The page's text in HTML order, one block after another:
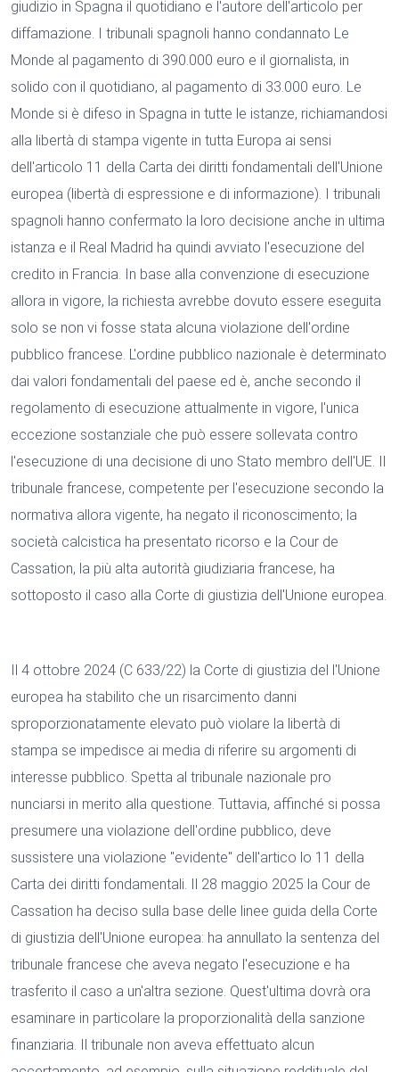
giudizio in Spagna il quotidiano e l'autore dell'articolo per
diffamazione. I tribunali spagnoli hanno condannato Le
Monde al pagamento di 390.000 euro e il giornalista, in
solido con il quotidiano, al pagamento di 33.000 euro. Le
Monde si è difeso in Spagna in tutte le istanze, richiamandosi
alla libertà di stampa vigente in tutta Europa ai sensi
dell'articolo 11 della Carta dei diritti fondamentali dell'Unione
europea (libertà di espressione e di informazione). I tribunali
spagnoli hanno confermato la loro decisione anche in ultima
istanza e il Real Madrid ha quindi avviato l'esecuzione del
credito in Francia. In base alla convenzione di esecuzione
allora in vigore, la richiesta avrebbe dovuto essere eseguita
solo se non vi fosse stata alcuna violazione dell'ordine
pubblico francese. L'ordine pubblico nazionale è determinato
dai valori fondamentali del paese ed è, anche secondo il
regolamento di esecuzione attualmente in vigore, l'unica
eccezione sostanziale che può essere sollevata contro
l'esecuzione di una decisione di uno Stato membro dell'UE. Il
tribunale francese, competente per l'esecuzione secondo la
normativa allora vigente, ha negato il riconoscimento; la
società calcistica ha presentato ricorso e la Cour de
Cassation, la più alta autorità giudiziaria francese, ha
sottoposto il caso alla Corte di giustizia dell'Unione europea.
Il 4 ottobre 2024 (C 633/22) la Corte di giustizia del l'Unione
europea ha stabilito che un risarcimento danni
sproporzionatamente elevato può violare la libertà di
stampa se impedisce ai media di riferire su argomenti di
interesse pubblico. Spetta al tribunale nazionale pro
nunciarsi in merito alla questione. Tuttavia, affinché si possa
presumere una violazione dell'ordine pubblico, deve
sussistere una violazione "evidente" dell'artico lo 11 della
Carta dei diritti fondamentali. Il 28 maggio 2025 la Cour de
Cassation ha deciso sulla base delle linee guida della Corte
di giustizia dell'Unione europea: ha annullato la sentenza del
tribunale francese che aveva negato l'esecuzione e ha
trasferito il caso a un'altra sezione. Quest'ultima dovrà ora
esaminare in particolare la proporzionalità della sanzione
finanziaria. Il tribunale non aveva effettuato alcun